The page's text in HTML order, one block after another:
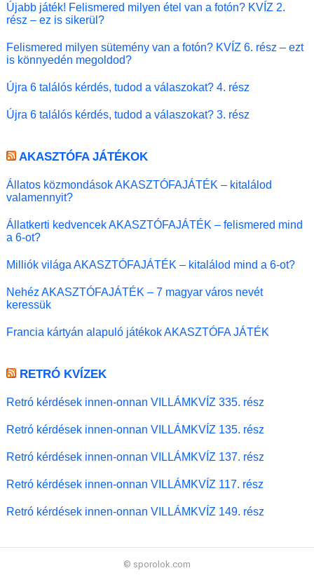
Újabb játék! Felismered milyen étel van a fotón? KVÍZ 2.
rész – ez is sikerül?
Felismered milyen sütemény van a fotón? KVÍZ 6. rész – ezt
is könnyedén megoldod?
Újra 6 találós kérdés, tudod a válaszokat? 4. rész
Újra 6 találós kérdés, tudod a válaszokat? 3. rész
AKASZTÓFA JÁTÉKOK
Állatos közmondások AKASZTÓFAJÁTÉK – kitalálod
valamennyit?
Állatkerti kedvencek AKASZTÓFAJÁTÉK – felismered mind
a 6-ot?
Milliók világa AKASZTÓFAJÁTÉK – kitalálod mind a 6-ot?
Nehéz AKASZTÓFAJÁTÉK – 7 magyar város nevét
keressük
Francia kártyán alapuló játékok AKASZTÓFA JÁTÉK
RETRÓ KVÍZEK
Retró kérdések innen-onnan VILLÁMKVÍZ 335. rész
Retró kérdések innen-onnan VILLÁMKVÍZ 135. rész
Retró kérdések innen-onnan VILLÁMKVÍZ 137. rész
Retró kérdések innen-onnan VILLÁMKVÍZ 117. rész
Retró kérdések innen-onnan VILLÁMKVÍZ 149. rész
© sporolok.com